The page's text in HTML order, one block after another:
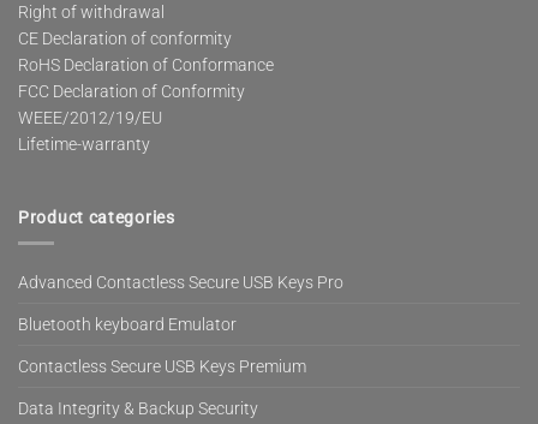
Right of withdrawal
CE Declaration of conformity
RoHS Declaration of Conformance
FCC Declaration of Conformity
WEEE/2012/19/EU
Lifetime-warranty
Product categories
Advanced Contactless Secure USB Keys Pro
Bluetooth keyboard Emulator
Contactless Secure USB Keys Premium
Data Integrity & Backup Security